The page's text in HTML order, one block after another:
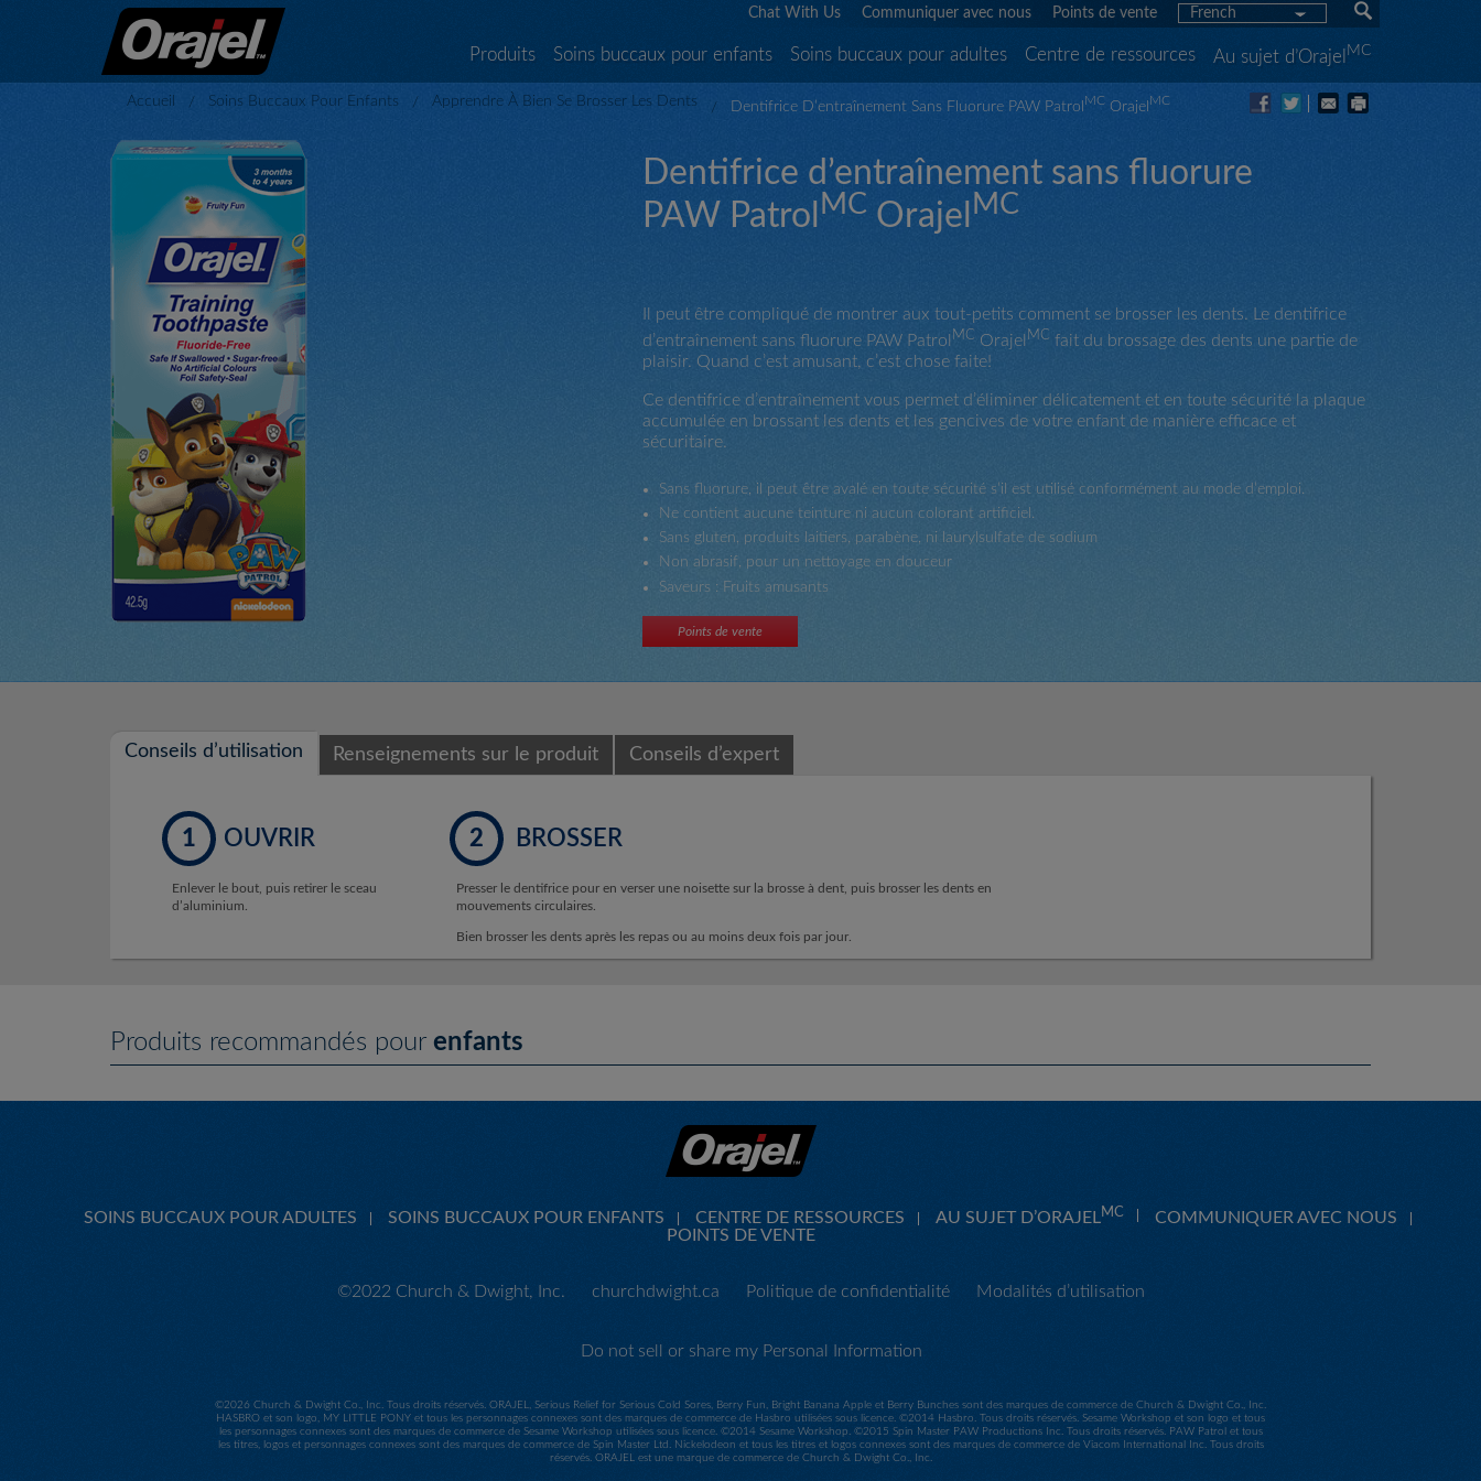
Chat With Us Communiquer avec nous Points de vente French
Produits Soins buccaux pour enfants Soins buccaux pour adultes Centre de ressources Au sujet d’Orajel MC
Accueil Soins Buccaux Pour Enfants Apprendre À Bien Se Brosser Les Dents Dentifrice D’entraînement Sans Fluorure PAW Patrol MC Orajel MC
Dentifrice d’entraînement sans fluorure
PAW Patrol MC Orajel MC
Il peut être compliqué de montrer aux tout-petits comment se brosser les dents. Le dentifrice
d’entraînement sans fluorure PAW Patrol MC Orajel MC fait du brossage des dents une partie de
plaisir. Quand c’est amusant, c’est chose faite!
Ce dentifrice d’entraînement vous permet d’éliminer délicatement et en toute sécurité la plaque
accumulée en brossant les dents et les gencives de votre enfant de manière efficace et
sécuritaire.
Sans fluorure, il peut être avalé en toute sécurité s’il est utilisé conformément au mode d’emploi.
Ne contient aucune teinture ni aucun colorant artificiel.
Sans gluten, produits laitiers, parabène, ni laurylsulfate de sodium
Non abrasif, pour un nettoyage en douceur
Saveurs : Fruits amusants
Points de vente
Conseils d’utilisation Renseignements sur le produit Conseils d’expert
1 OUVRIR
Enlever le bout, puis retirer le sceau
d’aluminium.
2 BROSSER
Presser le dentifrice pour en verser une noisette sur la brosse à dent, puis brosser les dents en
mouvements circulaires.
Bien brosser les dents après les repas ou au moins deux fois par jour.
Produits recommandés pour enfants
SOINS BUCCAUX POUR ADULTES SOINS BUCCAUX POUR ENFANTS CENTRE DE RESSOURCES AU SUJET D’ORAJELMC
COMMUNIQUER AVEC NOUS
POINTS DE VENTE
©2022 Church & Dwight, Inc. churchdwight.ca Politique de confidentialité Modalités d’utilisation
Do not sell or share my Personal Information
©2026 Church & Dwight Co., Inc. Tous droits réservés. ORAJEL, Serious Relief for Serious Cold Sores, Berry Fun, Bright Banana Apple et Berry Bunches sont des marques de commerce de Church & Dwight Co., Inc.
HASBRO et son logo, MY LITTLE PONY et tous les personnages connexes sont des marques de commerce de Hasbro utilisées sous licence. ©2014 Hasbro. Tous droits réservés. Sesame Workshop et son logo et tous
les personnages connexes sont des marques de commerce de Sesame Workshop utilisées sous licence. ©2014 Sesame Workshop. ©2015 Spin Master PAW Productions Inc. Tous droits réservés. PAW Patrol et tous
les titres, logos et personnages connexes sont des marques de commerce de Spin Master Ltd. Nickelodeon et tous les titres et logos connexes sont des marques de commerce de Viacom International Inc. Tous droits
réservés. ORAJEL est une marque de commerce de Church & Dwight Co., Inc.